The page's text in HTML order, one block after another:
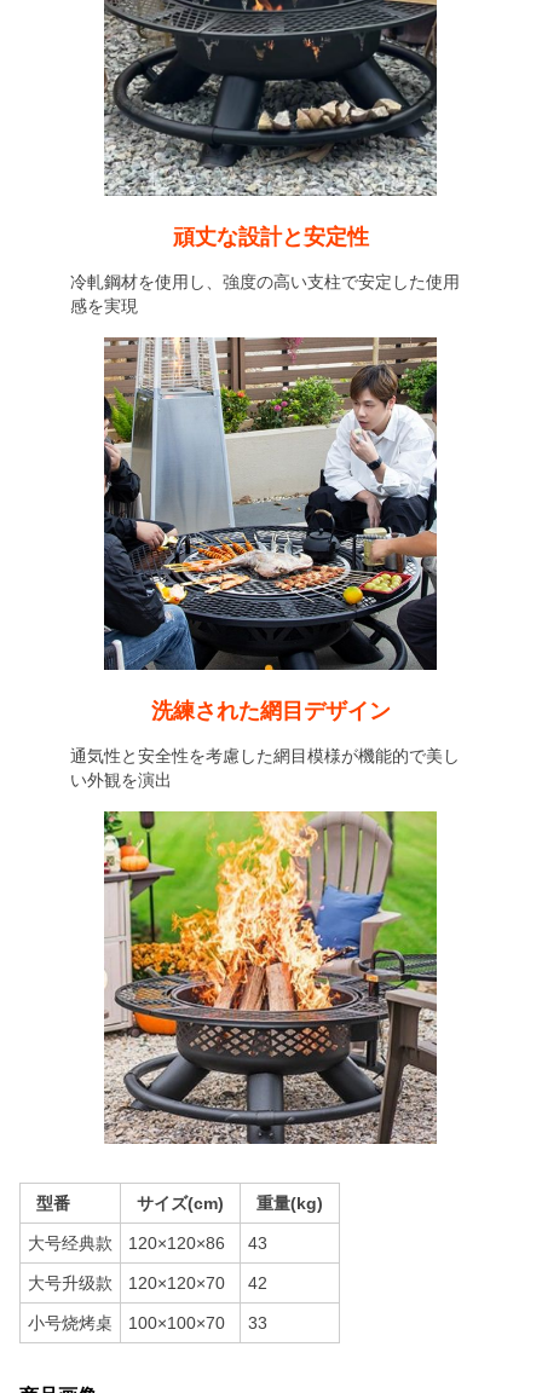
頑丈な設計と安定性
冷軋鋼材を使用し、強度の高い支柱で安定した使用
感を実現
洗練された網目デザイン
通気性と安全性を考慮した網目模様が機能的で美し
い外観を演出
型番 サイズ(cm) 重量(kg)
大号经典款 120×120×86 43
大号升级款 120×120×70 42
小号烧烤桌 100×100×70 33